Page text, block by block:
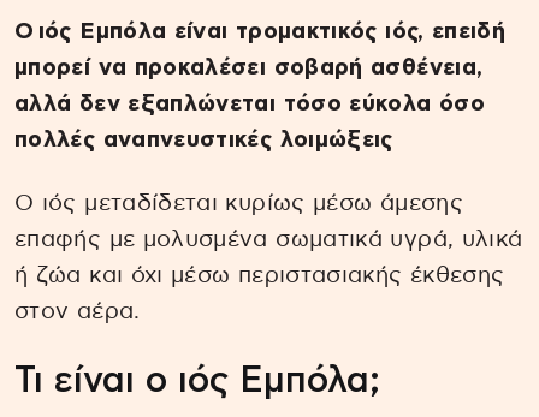
Ο ιός Εμπόλα είναι τρομακτικός ιός, επειδή
μπορεί να προκαλέσει σοβαρή ασθένεια,
αλλά δεν εξαπλώνεται τόσο εύκολα όσο
πολλές αναπνευστικές λοιμώξεις
Ο ιός μεταδίδεται κυρίως μέσω άμεσης
επαφής με μολυσμένα σωματικά υγρά, υλικά
ή ζώα και όχι μέσω περιστασιακής έκθεσης
στον αέρα.
Τι είναι ο ιός Εμπόλα;